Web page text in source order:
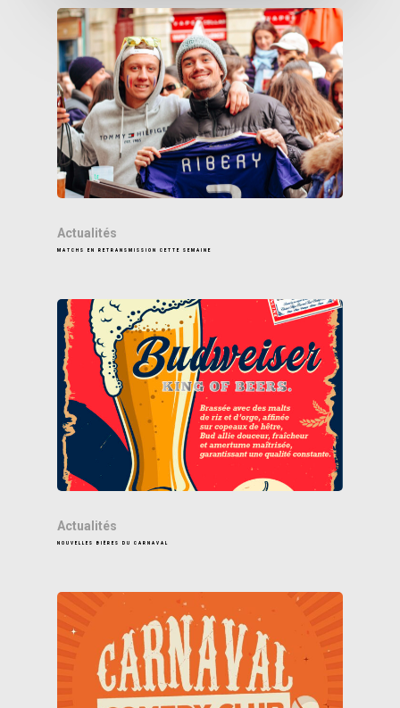
Actualités
MATCHS EN RETRANSMISSION CETTE SEMAINE
Actualités
NOUVELLES BIÈRES DU CARNAVAL